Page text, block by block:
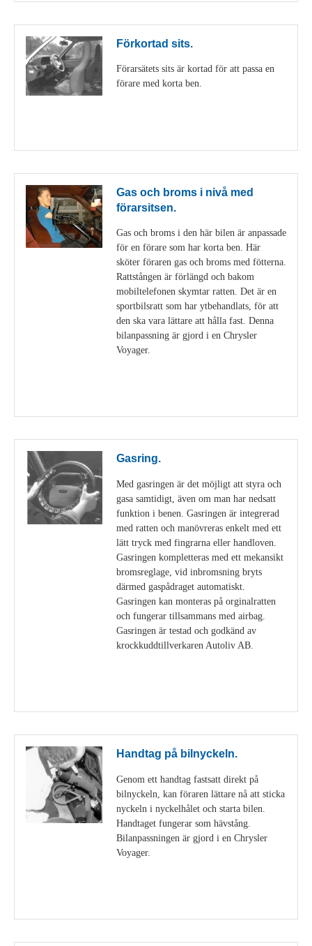
Förkortad sits.
Förarsätets sits är kortad för att passa en
förare med korta ben.
Gas och broms i nivå med
förarsitsen.
Gas och broms i den här bilen är anpassade
för en förare som har korta ben. Här
sköter föraren gas och broms med fötterna.
Rattstången är förlängd och bakom
mobiltelefonen skymtar ratten. Det är en
sportbilsratt som har ytbehandlats, för att
den ska vara lättare att hålla fast. Denna
bilanpassning är gjord i en Chrysler
Voyager.
Gasring.
Med gasringen är det möjligt att styra och
gasa samtidigt, även om man har nedsatt
funktion i benen. Gasringen är integrerad
med ratten och manövreras enkelt med ett
lätt tryck med fingrarna eller handloven.
Gasringen kompletteras med ett mekansikt
bromsreglage, vid inbromsning bryts
därmed gaspådraget automatiskt.
Gasringen kan monteras på orginalratten
och fungerar tillsammans med airbag.
Gasringen är testad och godkänd av
krockkuddtillverkaren Autoliv AB.
Handtag på bilnyckeln.
Genom ett handtag fastsatt direkt på
bilnyckeln, kan föraren lättare nå att sticka
nyckeln i nyckelhålet och starta bilen.
Handtaget fungerar som hävstång.
Bilanpassningen är gjord i en Chrysler
Voyager.